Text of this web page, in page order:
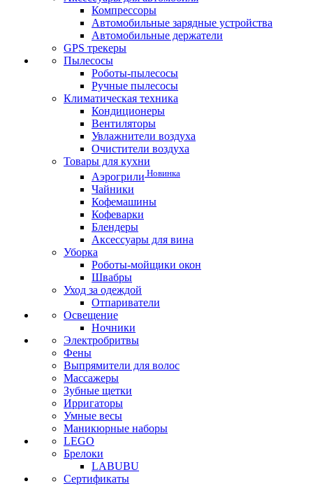
Компрессоры
Автомобильные зарядные устройства
Автомобильные держатели
GPS трекеры
Пылесосы
Роботы-пылесосы
Ручные пылесосы
Климатическая техника
Кондиционеры
Вентиляторы
Увлажнители воздуха
Очистители воздуха
Товары для кухни
Аэрогрили Новинка
Чайники
Кофемашины
Кофеварки
Блендеры
Аксессуары для вина
Уборка
Роботы-мойщики окон
Швабры
Уход за одеждой
Отпариватели
Освещение
Ночники
Электробритвы
Фены
Выпрямители для волос
Массажеры
Зубные щетки
Ирригаторы
Умные весы
Маникюрные наборы
LEGO
Брелоки
LABUBU
Сертификаты